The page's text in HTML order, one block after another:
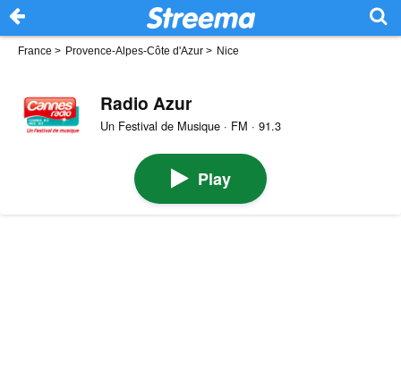
France > Provence-Alpes-Côte d'Azur > Nice
Radio Azur
Un Festival de Musique · FM · 91.3
Play